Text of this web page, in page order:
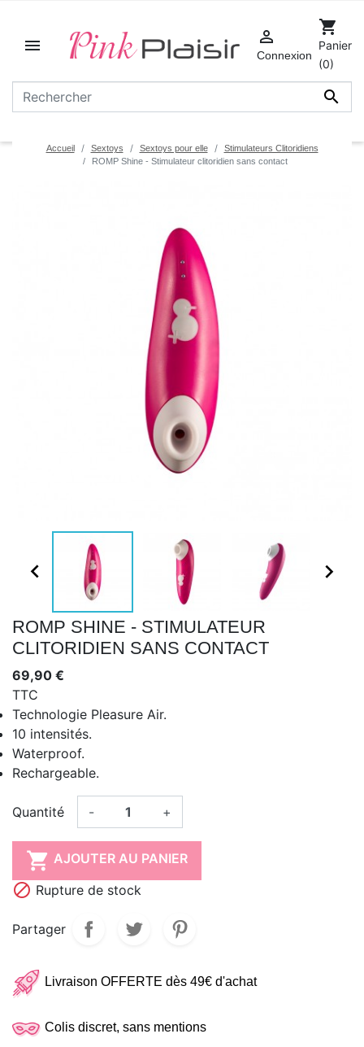



Connexion
shopping_cart
Panier
(0)
Accueil Sextoys Sextoys pour elle
Stimulateurs Clitoridiens
ROMP Shine - Stimulateur clitoridien sans contact
 
ROMP SHINE - STIMULATEUR
CLITORIDIEN SANS CONTACT
69,90 €
TTC
Technologie Pleasure Air.
10 intensités.
Waterproof.
Rechargeable.
Quantité - +
 AJOUTER AU PANIER
 Rupture de stock
Partager
Livraison OFFERTE dès 49€ d'achat
Colis discret, sans mentions